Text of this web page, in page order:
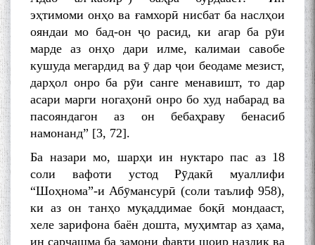
эҳтимоми онҳо ва ғамхорӣ нисбат ба наслҳои
ояндаи мо бад-он ҷо расид, ки агар ба рӯи
марде аз онҳо дари илме, калимаи савобе
кушуда мегардид ва ӯ дар ҷои беодаме мезист,
дарҳол онро ба рӯи санге менавишт, то дар
асари марги ногаҳонӣ онро бо худ набарад ва
пасояндагон аз он бебаҳраву бенасиб
намонанд” [3, 72].
Ба назари мо, шарҳи ин нуктаро пас аз 18
соли вафоти устод Рӯдакӣ муаллифи
“Шоҳнома”-и Абӯмансурӣ (соли таълиф 958),
ки аз он танҳо муқаддимае боқӣ мондааст,
хеле зарифона баён дошта, муҳимтар аз ҳама,
ин сарчашма ба замони фавти шоир наздик ва